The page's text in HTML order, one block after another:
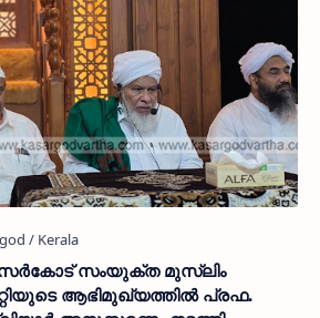
സംയുക്ത മുസ്ലിം
ആഭിമുഖ്യത്തിൽ പ്രഫ.